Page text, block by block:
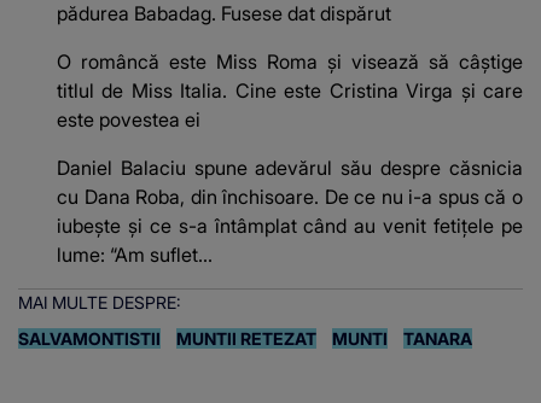
pădurea Babadag. Fusese dat dispărut
O româncă este Miss Roma și visează să câștige
titlul de Miss Italia. Cine este Cristina Virga și care
este povestea ei
Daniel Balaciu spune adevărul său despre căsnicia
cu Dana Roba, din închisoare. De ce nu i-a spus că o
iubește și ce s-a întâmplat când au venit fetițele pe
lume: “Am suflet...
MAI MULTE DESPRE:
SALVAMONTISTII
MUNTII RETEZAT MUNTI TANARA